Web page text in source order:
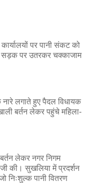
पर पानी संकट को
सड़क पर उतरकर चक्काजाम
नारे लगाते हुए पैदल विधायक
बर्तन लेकर पहुंचे महिला-
लेकर नगर निगम
की। सुखलिया में प्रदर्शन
निःशुल्क पानी वितरण